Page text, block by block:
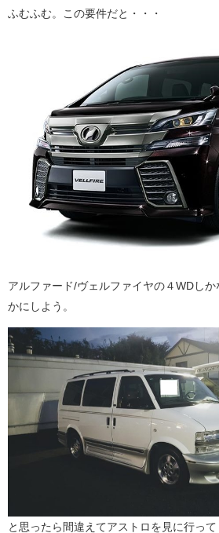
ふむふむ。この要件だと・・・
アルファード/ヴェルファイヤの４WDし
かにしよう。
と思ったら間違えてアストロを見に行っ